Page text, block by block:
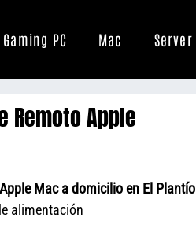
Gaming PC Mac Server
Remoto Apple
Mac a domicilio en El Plantío
alimentación